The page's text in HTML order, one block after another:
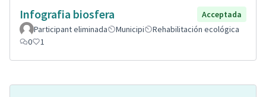
Infografia biosfera
Acceptada
Participant eliminada
Municipi
Rehabilitación ecológica
0
1